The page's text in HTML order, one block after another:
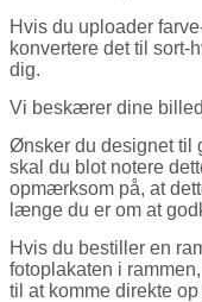
Hvis du uploader
konvertere det til sort-
dig.
Vi beskærer dine
Ønsker du designet til
skal du blot notere
opmærksom på, at
længe du er om at
Hvis du bestiller en
fotoplakaten i
til at komme direkte